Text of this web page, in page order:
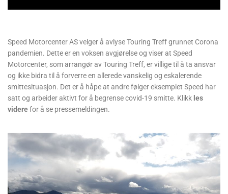
Speed Motorcenter AS velger å avlyse Touring Treff grunnet Corona
pandemien. Dette er en voksen avgjørelse og viser at Speed
Motorcenter, som arrangør av Touring Treff, er villige til å ta ansvar
og ikke bidra til å forverre en allerede vanskelig og eskalerende
smittesituasjon. Det er å håpe at andre følger eksemplet Speed har
satt og arbeider aktivt for å begrense covid-19 smitte. Klikk les
viderefor å se pressemeldingen.